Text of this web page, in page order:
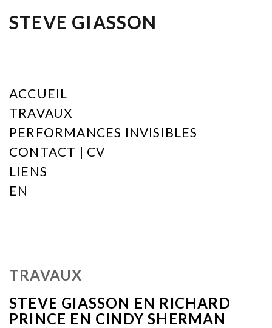
STEVE GIASSON
ACCUEIL
TRAVAUX
PERFORMANCES INVISIBLES
CONTACT | CV
LIENS
EN
TRAVAUX
STEVE GIASSON EN RICHARD
PRINCE EN CINDY SHERMAN